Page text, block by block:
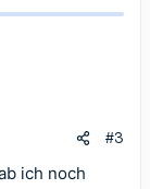
#3
ich noch